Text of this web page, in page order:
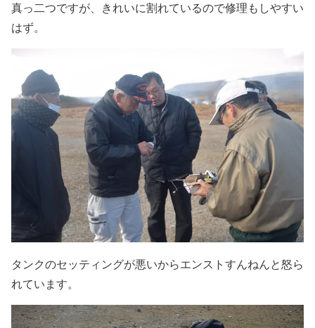
真っ二つですが、きれいに割れているので修理もしやすい
はず。
タンクのセッティングが悪いからエンストすんねんと怒ら
れています。